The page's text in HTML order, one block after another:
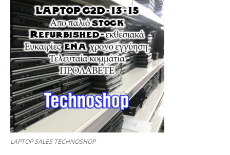
LAPTOP SALES TECHNOSHOP